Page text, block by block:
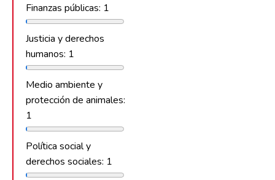
Finanzas públicas: 1
Justicia y derechos
humanos: 1
Medio ambiente y
protección de animales:
1
Política social y
derechos sociales: 1